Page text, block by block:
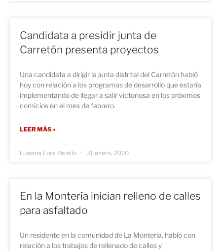
Candidata a presidir junta de
Carretón presenta proyectos
Una candidata a dirigir la junta distrital del Carretón habló
hoy con relación a los programas de desarrollo que estaría
implementando de llegar a salir victoriosa en los próximos
comicios en el mes de febrero.
LEER MÁS »
Luisana Lora Perello 31 enero, 2020
En la Montería inician relleno de calles
para asfaltado
Un residente en la comunidad de La Montería, habló con
relación a los trabajos de rellenado de calles y